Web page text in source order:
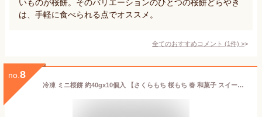
いものが桜餅。そのバリエーションのひとつの桜餅どらやき
は、手軽に食べられる点でオススメ。
全てのおすすめコメント (1件) >
no. 8
冷凍 ミニ桜餅 約40gx10個入 【さくらもち 桜もち 春 和菓子 スイーツ お花見 冷凍商品10000円以上で送料無料】